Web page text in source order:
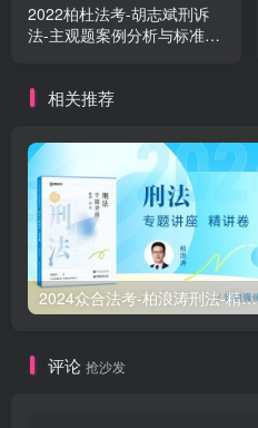
2022柏杜法考-胡志斌刑诉
法-主观题案例分析与标准写
相关推荐
2024众合法考-柏浪涛刑法-精讲卷pdf电子版（附视频1-76全）
评论 抢沙发